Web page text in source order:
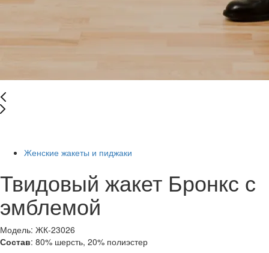
Женские жакеты и пиджаки
Твидовый жакет Бронкс с
эмблемой
Модель: ЖК-23026
Состав: 80% шерсть, 20% полиэстер